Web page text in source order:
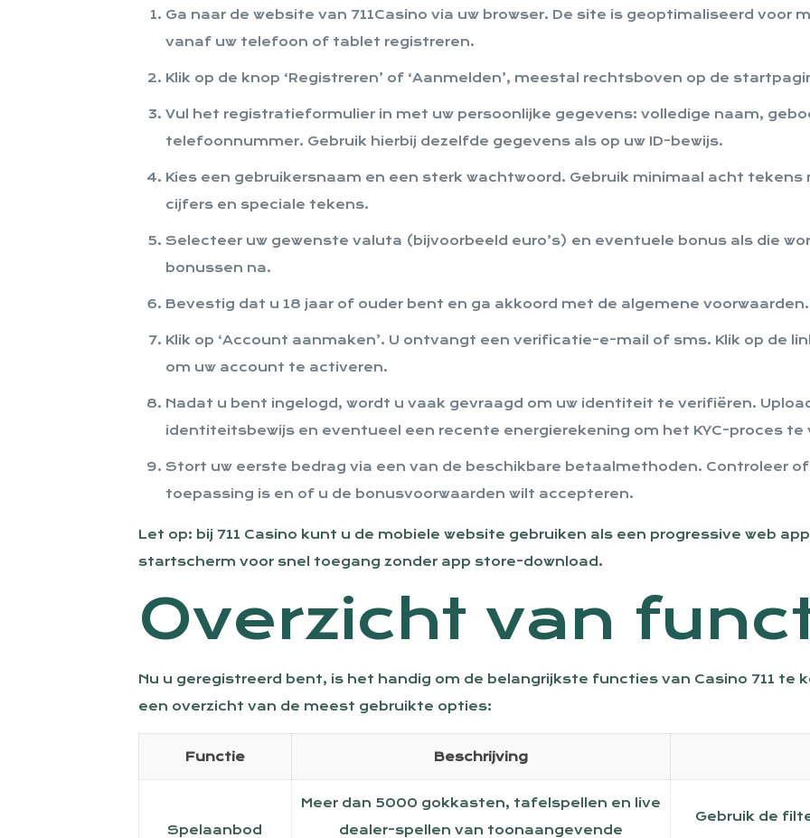
Ga naar de website van 711Casino via uw browser. De site is geoptimaliseerd voor
vanaf uw telefoon of tablet registreren.
Klik op de knop ‘Registreren’ of ‘Aanmelden’, meestal rechtsboven op de
Vul het registratieformulier in met uw persoonlijke gegevens: volledige naam,
telefoonnummer. Gebruik hierbij dezelfde gegevens als op uw ID-bewijs.
Kies een gebruikersnaam en een sterk wachtwoord. Gebruik minimaal acht
cijfers en speciale tekens.
Selecteer uw gewenste valuta (bijvoorbeeld euro’s) en eventuele bonus als die
bonussen na.
Bevestig dat u 18 jaar of ouder bent en ga akkoord met de algemene voorwaarden.
Klik op ‘Account aanmaken’. U ontvangt een verificatie-e-mail of sms. Klik op de
om uw account te activeren.
Nadat u bent ingelogd, wordt u vaak gevraagd om uw identiteit te verifiëren.
identiteitsbewijs en eventueel een recente energierekening om het KYC-proces te
Stort uw eerste bedrag via een van de beschikbare betaalmethoden. Controleer
toepassing is en of u de bonusvoorwaarden wilt accepteren.
Let op: bij 711 Casino kunt u de mobiele website gebruiken als een progressive web
startscherm voor snel toegang zonder app store-download.
Overzicht van
Nu u geregistreerd bent, is het handig om de belangrijkste functies van Casino 711 te
een overzicht van de meest gebruikte opties:
Functie Beschrijving
Spelaanbod
Meer dan 5000 gokkasten, tafelspellen en live
dealer-spellen van toonaangevende
Gebruik de